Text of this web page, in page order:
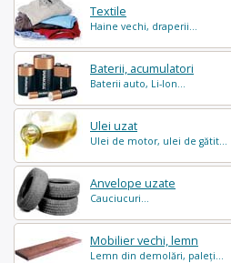
Textile
Haine vechi, draperii...
Baterii, acumulatori
Baterii auto, Li-Ion...
Ulei uzat
Ulei de motor, ulei de gătit...
Anvelope uzate
Cauciucuri...
Mobilier vechi, lemn
Lemn din demolări, paleți...